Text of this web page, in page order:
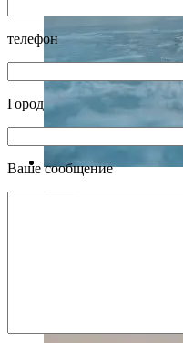
телефон
Город
Ваше сообщение